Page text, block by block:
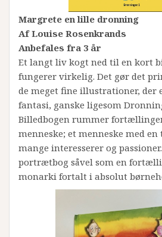
Margrete en lille dronning
Af Louise Rosenkrands
Anbefales fra 3 år
Et langt liv kogt ned til en kort
fungerer virkelig. Det gør det
de meget fine illustrationer, der
fantasi, ganske ligesom
Billedbogen rummer
menneske; et menneske med
mange interesserer og
portrætbog såvel som en
monarki fortalt i absolut